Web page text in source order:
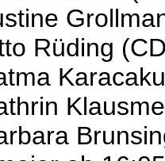
Rüding